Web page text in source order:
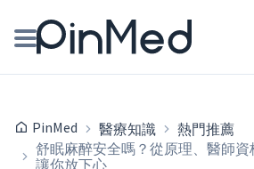
醫師專欄專訪
PinMed 醫療知識
熱門推薦
舒眠麻醉安全嗎？從原理、醫師資
讓你放下心